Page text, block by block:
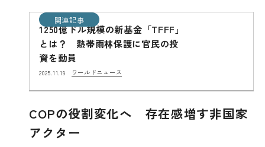
関連記事
1250億ドル規模の新基金「TFFF」
とは？ 熱帯雨林保護に官民の投
資を動員
2025.11.19 ワールドニュース
COPの役割変化へ 存在感増す非国家
アクター